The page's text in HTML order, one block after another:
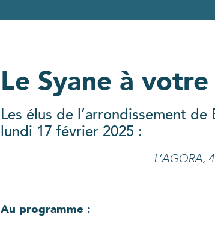
Le Syane à
Les élus de l’arrondissement
lundi 17 février 2025 :
L’AGORA,
Au programme :